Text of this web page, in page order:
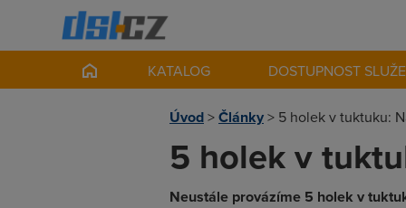
KATALOG DOSTUPNOST
Úvod>Články> 5 holek v tuktuku:
5 holek v
Neustále provázíme 5 holek v